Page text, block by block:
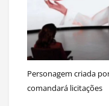
Personagem criada
comandará licitações